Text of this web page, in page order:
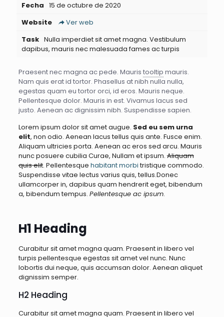
Fecha 15 de octubre de 2020
Website
Ver web
Task Nulla imperdiet sit amet magna. Vestibulum
dapibus, mauris nec malesuada fames ac turpis
Praesent nec magna ac pede. Mauris tooltip mauris.
Nam quis erat id tortor. Phasellus at nibh nulla nulla,
egestas quam eu tortor orci, id eros. Mauris neque.
Pellentesque dolor. Mauris in est. Vivamus lacus sed
justo. Aenean ac dignissim nibh. Suspendisse sapien.
Lorem ipsum dolor sit amet augue. Sed eu sem urna
elit, non odio. Aenean lacus tellus quis ante. Fusce enim.
Aliquam ultricies porta. Aenean ac eros sed arcu. Mauris
nunc posuere cubilia Curae, Nullam et ipsum.Aliquam
quis elit. Pellentesque habitant morbitristique commodo.
Suspendisse vitae lectus varius quis, tellus.Donec
ullamcorper in, dapibus quam hendrerit eget, bibendum
a, bibendum tempus. Pellentesque ac ipsum.
H1 Heading
Curabitur sit amet magna quam. Praesent in libero vel
turpis pellentesque egestas sit amet vel nunc. Nunc
lobortis dui neque, quis accumsan dolor. Aenean aliquet
dignissim semper.
H2 Heading
Curabitur sit amet magna quam. Praesent in libero vel